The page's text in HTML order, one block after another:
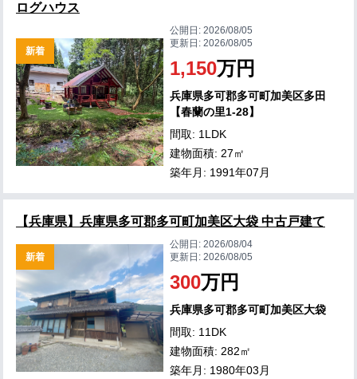
ログハウス
新着
公開日:2026/08/05
更新日:2026/08/05
1,150万円
兵庫県多可郡多可町加美区多田
【春蘭の里1-28】
間取: 1LDK
建物面積: 27㎡
築年月: 1991年07月
【兵庫県】兵庫県多可郡多可町加美区大袋 中古戸建て
新着
公開日:2026/08/04
更新日:2026/08/05
300万円
兵庫県多可郡多可町加美区大袋
間取: 11DK
建物面積: 282㎡
築年月: 1980年03月